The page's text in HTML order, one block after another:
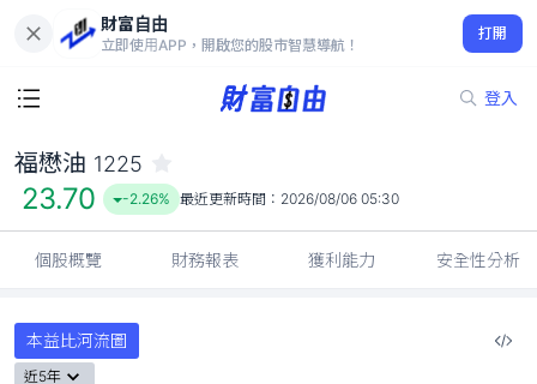
財富自由
立即使用APP，開啟您的股市智慧導航！
打開
登入
23.70
-2.26%
福懋油 1225
23.70 -2.26% 最近更新時間： 2026/08/06 05:30
個股概覽 財務報表 獲利能力 安全性分析
本益比河流圖
近5年